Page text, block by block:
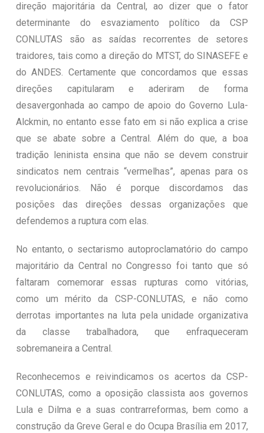
direção majoritária da Central, ao dizer que o fator
determinante do esvaziamento político da CSP
CONLUTAS são as saídas recorrentes de setores
traidores, tais como a direção do MTST, do SINASEFE e
do ANDES. Certamente que concordamos que essas
direções capitularam e aderiram de forma
desavergonhada ao campo de apoio do Governo Lula-
Alckmin, no entanto esse fato em si não explica a crise
que se abate sobre a Central. Além do que, a boa
tradição leninista ensina que não se devem construir
sindicatos nem centrais “vermelhas”, apenas para os
revolucionários. Não é porque discordamos das
posições das direções dessas organizações que
defendemos a ruptura com elas.
No entanto, o sectarismo autoproclamatório do campo
majoritário da Central no Congresso foi tanto que só
faltaram comemorar essas rupturas como vitórias,
como um mérito da CSP-CONLUTAS, e não como
derrotas importantes na luta pela unidade organizativa
da classe trabalhadora, que enfraqueceram
sobremaneira a Central.
Reconhecemos e reivindicamos os acertos da CSP-
CONLUTAS, como a oposição classista aos governos
Lula e Dilma e a suas contrarreformas, bem como a
construção da Greve Geral e do Ocupa Brasília em 2017,